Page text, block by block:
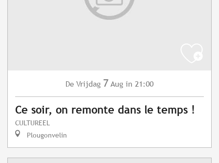
De Vrijdag 7 Aug in 21:00
Ce soir, on remonte dans le temps !
CULTUREEL
Plougonvelin